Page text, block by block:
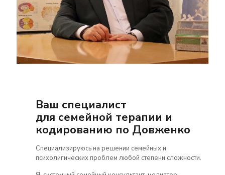
Ваш специалист
для семейной терапии и
кодированию по Довженко
Специализируюсь на решении семейных и
психолигических проблем любой степени сложности.